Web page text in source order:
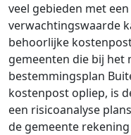
veel gebieden met
verwachtingswaarde
behoorlijke
gemeenten die bij het
bestemmingsplan
kostenpost opliep, is
een risicoanalyse
de gemeente